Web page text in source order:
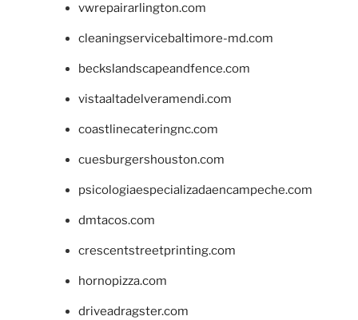
vwrepairarlington.com
cleaningservicebaltimore-md.com
beckslandscapeandfence.com
vistaaltadelveramendi.com
coastlinecateringnc.com
cuesburgershouston.com
psicologiaespecializadaencampeche.com
dmtacos.com
crescentstreetprinting.com
hornopizza.com
driveadragster.com